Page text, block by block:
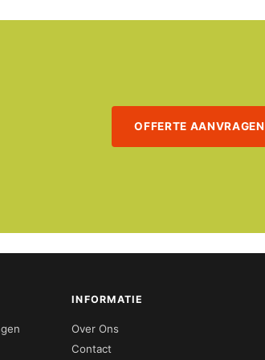
OFFERTE AANVRAGEN
INFORMATIE
Over Ons
Contact